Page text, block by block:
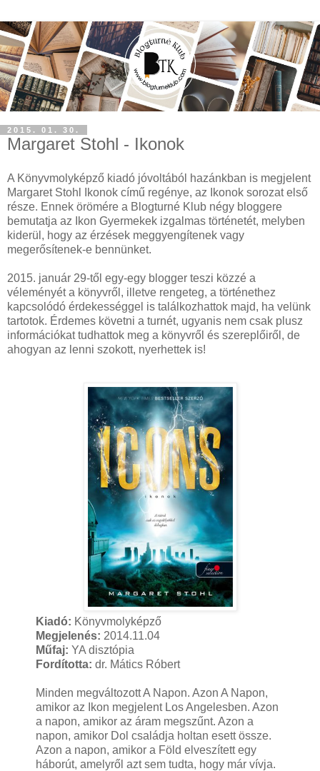
2015. 01. 30.
Margaret Stohl - Ikonok
A Könyvmolyképző kiadó jóvoltából hazánkban is megjelent
Margaret Stohl Ikonok című regénye, az Ikonok sorozat első
része. Ennek örömére a Blogturné Klub négy bloggere
bemutatja az Ikon Gyermekek izgalmas történetét, melyben
kiderül, hogy az érzések meggyengítenek vagy
megerősítenek-e bennünket.
2015. január 29-től egy-egy blogger teszi közzé a
véleményét a könyvről, illetve rengeteg, a történethez
kapcsolódó érdekességgel is találkozhattok majd, ha velünk
tartotok. Érdemes követni a turnét, ugyanis nem csak plusz
információkat tudhattok meg a könyvről és szereplőiről, de
ahogyan az lenni szokott, nyerhettek is!
Kiadó: Könyvmolyképző
Megjelenés: 2014.11.04
Műfaj: YA disztópia
Fordította: dr. Mátics Róbert
Minden megváltozott A Napon. Azon A Napon,
amikor az Ikon megjelent Los Angelesben. Azon
a napon, amikor az áram megszűnt. Azon a
napon, amikor Dol családja holtan esett össze.
Azon a napon, amikor a Föld elveszített egy
háborút, amelyről azt sem tudta, hogy már vívja.